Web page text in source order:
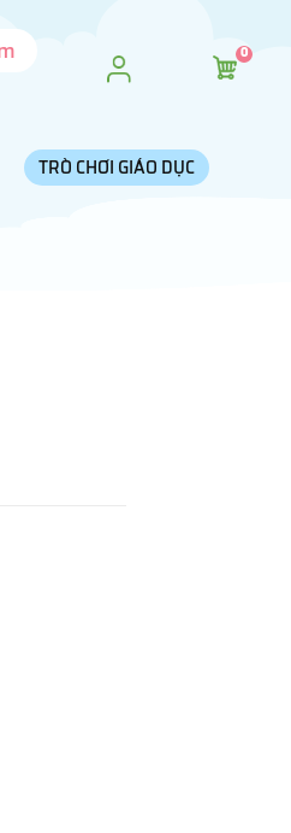
0
TRÒ CHƠI GIÁO DỤC